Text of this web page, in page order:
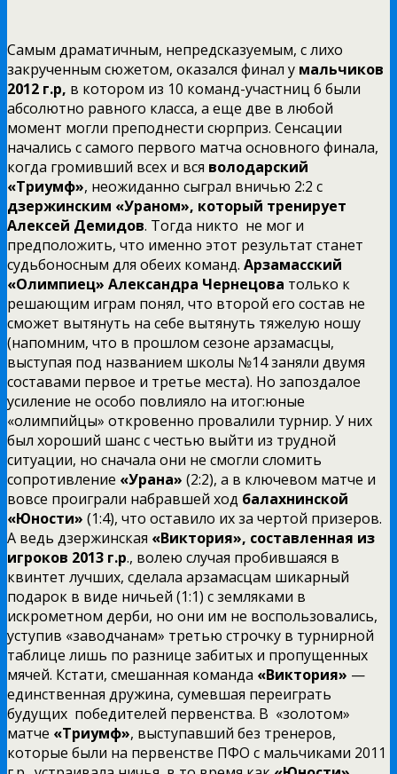
Самым драматичным, непредсказуемым, с лихо
закрученным сюжетом, оказался финал у мальчиков
2012 г.р, в котором из 10 команд-участниц 6 были
абсолютно равного класса, а еще две в любой
момент могли преподнести сюрприз. Сенсации
начались с самого первого матча основного финала,
когда громивший всех и вся володарский
«Триумф», неожиданно сыграл вничью 2:2 с
дзержинским «Ураном», который тренирует
Алексей Демидов. Тогда никто не мог и
предположить, что именно этот результат станет
судьбоносным для обеих команд. Арзамасский
«Олимпиец» Александра Чернецова только к
решающим играм понял, что второй его состав не
сможет вытянуть на себе вытянуть тяжелую ношу
(напомним, что в прошлом сезоне арзамасцы,
выступая под названием школы №14 заняли двумя
составами первое и третье места). Но запоздалое
усиление не особо повлияло на итог:юные
«олимпийцы» откровенно провалили турнир. У них
был хороший шанс с честью выйти из трудной
ситуации, но сначала они не смогли сломить
сопротивление «Урана» (2:2), а в ключевом матче и
вовсе проиграли набравшей ход балахнинской
«Юности» (1:4), что оставило их за чертой призеров.
А ведь дзержинская «Виктория», составленная из
игроков 2013 г.р., волею случая пробившаяся в
квинтет лучших, сделала арзамасцам шикарный
подарок в виде ничьей (1:1) с земляками в
искрометном дерби, но они им не воспользовались,
уступив «заводчанам» третью строчку в турнирной
таблице лишь по разнице забитых и пропущенных
мячей. Кстати, смешанная команда «Виктория» —
единственная дружина, сумевшая переиграть
будущих победителей первенства. В «золотом»
матче «Триумф», выступавший без тренеров,
которые были на первенстве ПФО с мальчиками 2011